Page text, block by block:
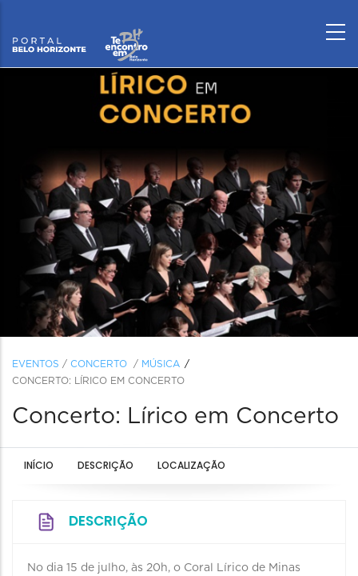
EVENTOS / CONCERTO / MÚSICA
CONCERTO: LÍRICO EM CONCERTO
Concerto: Lírico em Concerto
INÍCIO DESCRIÇÃO LOCALIZAÇÃO
DESCRIÇÃO
No dia 15 de julho, às 20h, o Coral Lírico de Minas